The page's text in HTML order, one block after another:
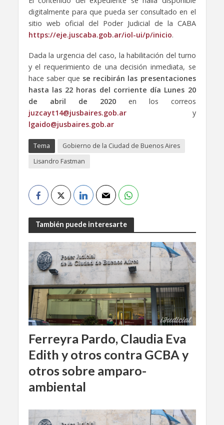
digitalmente para que pueda ser consultado en el
sitio web oficial del Poder Judicial de la CABA
https://eje.juscaba.gob.ar/iol-ui/p/inicio.
Dada la urgencia del caso, la habilitación del turno
y el requerimiento de una decisión inmediata, se
hace saber que se recibirán las presentaciones
hasta las 22 horas del corriente día Lunes 20
de abril de 2020en los correos
juzcayt14@jusbaires.gob.ary
lgaido@jusbaires.gob.ar
Tema
Gobierno de la Ciudad de Buenos Aires
Lisandro Fastman
También puede interesarte
Ferreyra Pardo, Claudia Eva
Edith y otros contra GCBA y
otros sobre amparo-
ambiental